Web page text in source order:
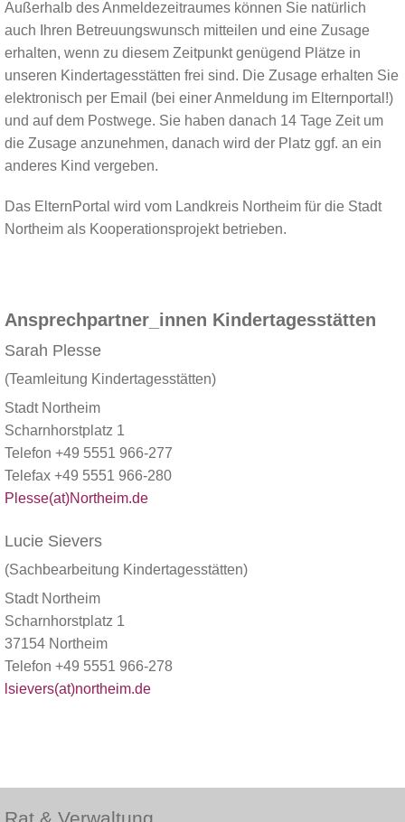
Außerhalb des Anmeldezeitraumes können Sie natürlich
auch Ihren Betreuungswunsch mitteilen und eine Zusage
erhalten, wenn zu diesem Zeitpunkt genügend Plätze in
unseren Kindertagesstätten frei sind. Die Zusage erhalten Sie
elektronisch per Email (bei einer Anmeldung im Elternportal!)
und auf dem Postwege. Sie haben danach 14 Tage Zeit um
die Zusage anzunehmen, danach wird der Platz ggf. an ein
anderes Kind vergeben.
Das ElternPortal wird vom Landkreis Northeim für die Stadt
Northeim als Kooperationsprojekt betrieben.
Ansprechpartner_innen Kindertagesstätten
Sarah Plesse
(Teamleitung Kindertagesstätten)
Stadt Northeim
Scharnhorstplatz 1
Telefon +49 5551 966-277
Telefax +49 5551 966-280
Plesse(at)Northeim.de
Lucie Sievers
(Sachbearbeitung Kindertagesstätten)
Stadt Northeim
Scharnhorstplatz 1
37154 Northeim
Telefon +49 5551 966-278
lsievers(at)northeim.de